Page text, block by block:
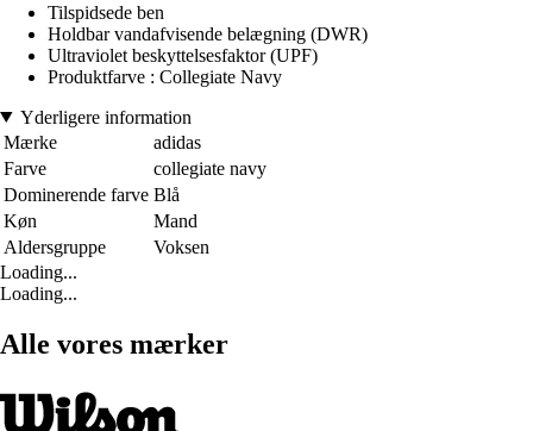
Tilspidsede ben
Holdbar vandafvisende belægning (DWR)
Ultraviolet beskyttelsesfaktor (UPF)
Produktfarve : Collegiate Navy
Yderligere information
Mærke
adidas
Farve
collegiate navy
Dominerende farve Blå
Køn
Mand
Aldersgruppe
Voksen
Loading...
Loading...
Alle vores mærker